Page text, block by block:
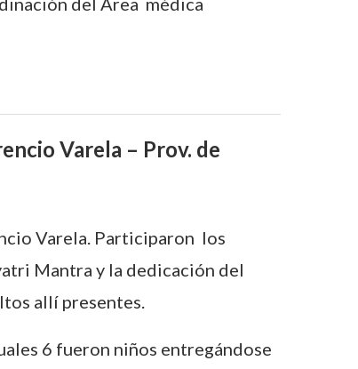
Varela – Prov. de
Varela. Participaron los
Mantra y la dedicación del
allí presentes.
6 fueron niños entregándose